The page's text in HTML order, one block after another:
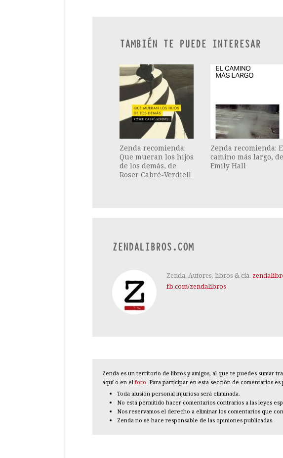
TAMBIÉN TE PUEDE INTERESAR
Zenda recomienda:
Que mueran los hijos
de los demás, de
Roser Cabré-Verdiell
Zenda recomienda:
camino más largo, de
Emily Hall
ZENDALIBROS.COM
Zenda. Autores, libros & cía.
fb.com/zendalibros
Zenda es un territorio de libros y amigos, al que te puedes sumar
aquí o en el foro. Para participar en esta sección de comentarios
Toda alusión personal injuriosa será eliminada.
No está permitido hacer comentarios contrarios a las leyes
Nos reservamos el derecho a eliminar los comentarios que
Zenda no se hace responsable de las opiniones publicadas.